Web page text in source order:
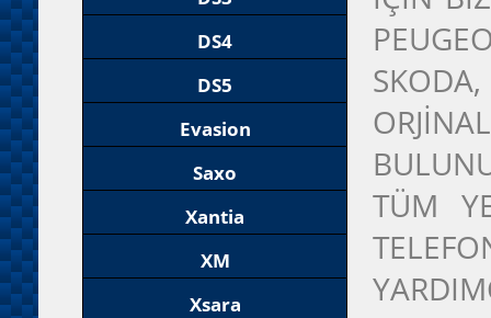
DS4
DS5
Evasion
Saxo
Xantia
XM
Xsara
TÜM